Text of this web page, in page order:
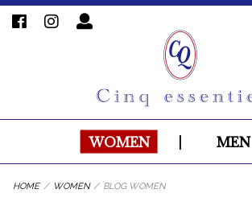
WOMEN MEN
HOME / WOMEN / BLOG WOMEN